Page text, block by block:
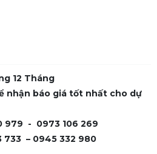
12 Tháng
nhận báo giá tốt nhất cho dự
979 - 0973 106 269
733 – 0945 332 980